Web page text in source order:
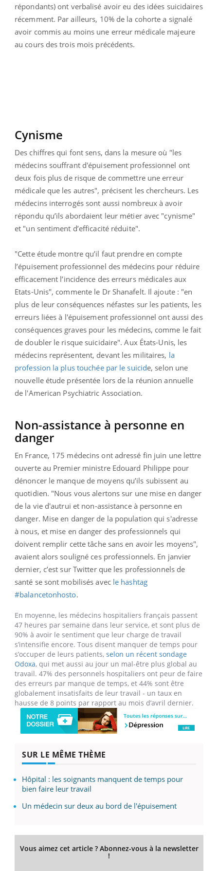
répondants) ont verbalisé avoir eu des idées suicidaires
récemment. Par ailleurs, 10% de la cohorte a signalé
avoir commis au moins une erreur médicale majeure
au cours des trois mois précédents.
Cynisme
Des chiffres qui font sens, dans la mesure où "les
médecins souffrant d'épuisement professionnel ont
deux fois plus de risque de commettre une erreur
médicale que les autres", précisent les chercheurs. Les
médecins interrogés sont aussi nombreux à avoir
répondu qu’ils abordaient leur métier avec "cynisme"
et "un sentiment d’efficacité réduite".
"Cette étude montre qu’il faut prendre en compte
l’épuisement professionnel des médecins pour réduire
efficacement l’incidence des erreurs médicales aux
Etats-Unis", commente le Dr Shanafelt. Il ajoute : "en
plus de leur conséquences néfastes sur les patients, les
erreurs liées à l'épuisement professionnel ont aussi des
conséquences graves pour les médecins, comme le fait
de doubler le risque suicidaire".Aux États-Unis, les
médecins représentent, devant les militaires, la
profession la plus touchée par le suicide, selon une
nouvelle étude présentée lors de la réunion annuelle
de l'American Psychiatric Association.
Non-assistance à personne en
danger
En France, 175 médecins ont adressé fin juin une lettre
ouverte au Premier ministre Edouard Philippe pour
dénoncer le manque de moyens qu’ils subissent au
quotidien. "Nous vous alertons sur une mise en danger
de la vie d'autrui et non-assistance à personne en
danger. Mise en danger de la population qui s'adresse
à nous, et mise en danger des professionnels qui
doivent remplir cette tâche sans en avoir les moyens",
avaient alors souligné ces professionnels. En janvier
dernier, c’est sur Twitter que les professionnels de
santé se sont mobilisés avec le hashtag
#balancetonhosto.
En moyenne, les médecins hospitaliers français passent
47 heures par semaine dans leur service, et sont plus de
90% à avoir le sentiment que leur charge de travail
s’intensifie encore. Tous disent manquer de temps pour
s’occuper de leurs patients, selon un récent sondage
Odoxa, qui met aussi au jour un mal-être plus global au
travail. 47% des personnels hospitaliers ont peur de faire
des erreurs par manque de temps, et 44% sont être
globalement insatisfaits de leur travail - un taux en
hausse de 8 points par rapport au mois d’avril dernier.
SUR LE MÊME THÈME
Hôpital : les soignants manquent de temps pour
bien faire leur travail
Un médecin sur deux au bord de l'épuisement
Vous aimez cet article ? Abonnez-vous à la newsletter
!